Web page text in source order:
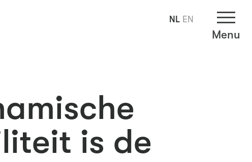
Menu
is de
NL EN